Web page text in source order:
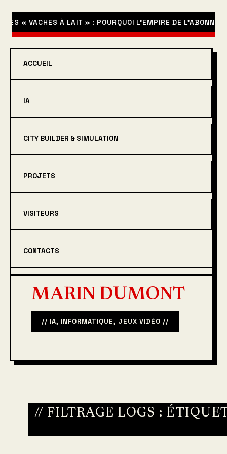
« VACHES À LAIT » : POURQUOI L’EMPIRE DE L’ABONNEMENT
ACCUEIL
IA
CITY BUILDER & SIMULATION
PROJETS
VISITEURS
CONTACTS
MARIN DUMONT
// IA, INFORMATIQUE, JEUX VIDÉO //
// FILTRAGE LOGS :